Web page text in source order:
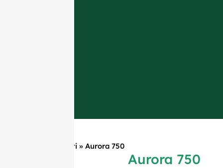
Prodotti» Aurora 750
Aurora 750